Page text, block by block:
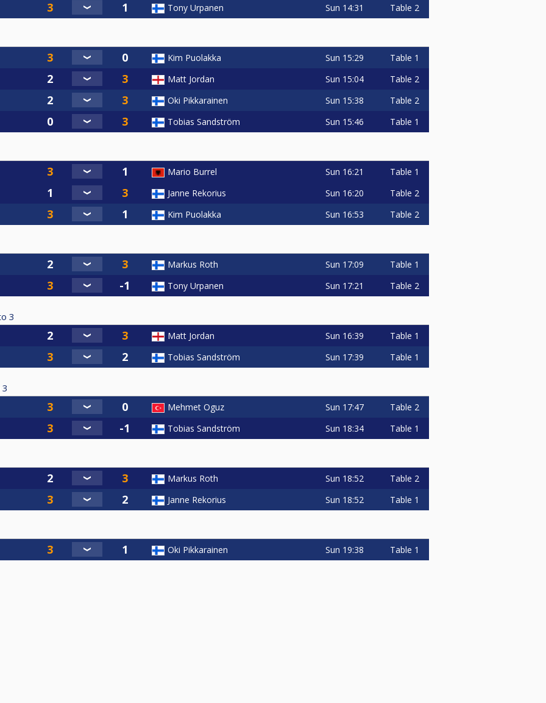
Tony Urpanen Sun 14:31 Table 2
Kim Puolakka Sun 15:29 Table 1
Matt Jordan Sun 15:04 Table 2
Oki Pikkarainen Sun 15:38 Table 2
Tobias Sandström Sun 15:46 Table 1
Mario Burrel Sun 16:21 Table 1
Janne Rekorius Sun 16:20 Table 2
Kim Puolakka Sun 16:53 Table 2
Markus Roth Sun 17:09 Table 1
Tony Urpanen Sun 17:21 Table 2
3
Matt Jordan Sun 16:39 Table 1
Tobias Sandström Sun 17:39 Table 1
3
Mehmet Oguz Sun 17:47 Table 2
Tobias Sandström Sun 18:34 Table 1
Markus Roth Sun 18:52 Table 2
Janne Rekorius Sun 18:52 Table 1
Oki Pikkarainen Sun 19:38 Table 1